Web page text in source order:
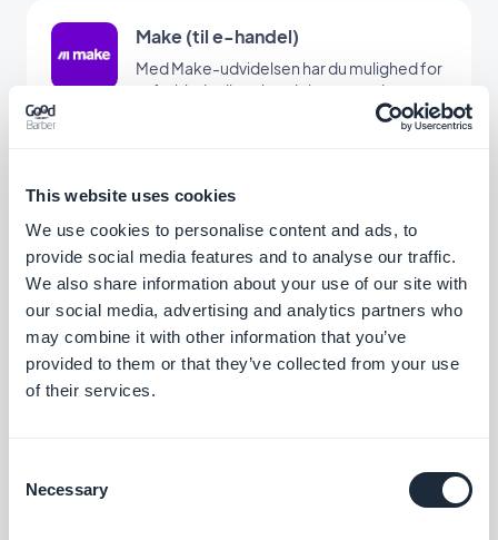
This website uses cookies
We use cookies to personalise content and ads, to
provide social media features and to analyse our traffic.
We also share information about your use of our site with
our social media, advertising and analytics partners who
may combine it with other information that you’ve
provided to them or that they’ve collected from your use
of their services.
Selection
Necessary
Make (til e-handel)
Med Make-udvidelsen har du mulighed for
at forbinde din e-handelsapp med
tusindvis af andre onlinetjenester. Det er
for at bruge denne udvidelse)
Forbind din app med Google Tag Manager
for at få yderligere brugsstatistik
Gratis
Meta Pixel & App-begivenheder